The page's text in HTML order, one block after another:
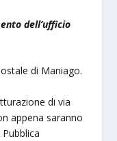
dell’ufficio
di Maniago.
di via
appena saranno